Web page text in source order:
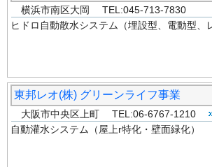
横浜市南区大岡 TEL:045-713-7830
ヒドロ自動散水システム（埋設型、電動型、
東邦レオ(株) グリーンライフ事業
大阪市中央区上町 TEL:06-6767-1210
自動灌水システム（屋上r特化・壁面緑化）